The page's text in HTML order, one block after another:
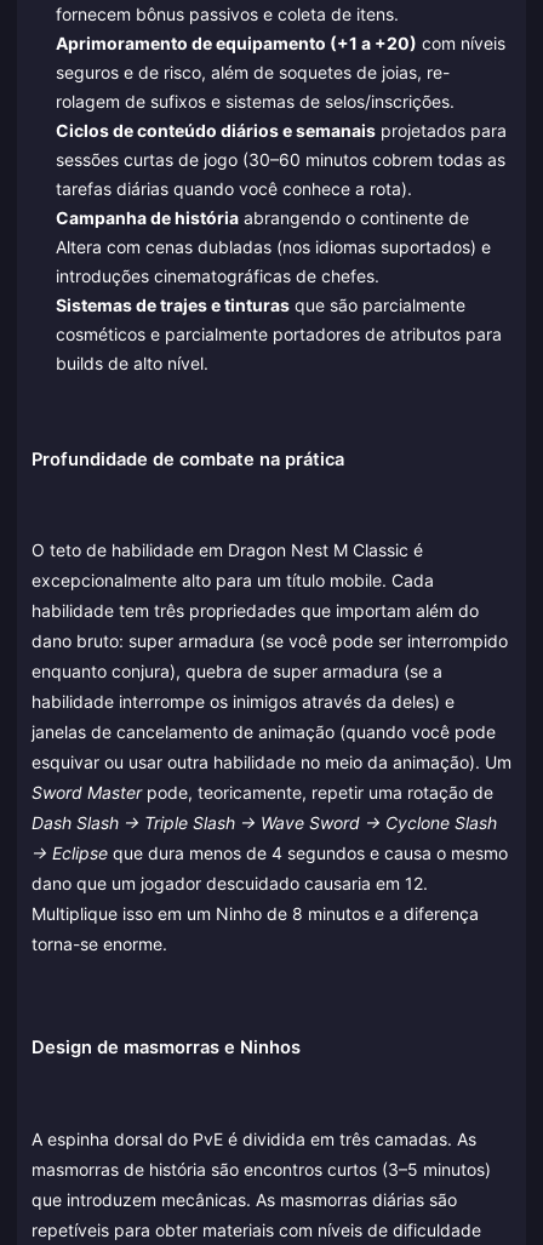
fornecem bônus passivos e coleta de itens.
Aprimoramento de equipamento (+1 a +20) com níveis
seguros e de risco, além de soquetes de joias, re-
rolagem de sufixos e sistemas de selos/inscrições.
Ciclos de conteúdo diários e semanaisprojetados para
sessões curtas de jogo (30–60 minutos cobrem todas as
tarefas diárias quando você conhece a rota).
Campanha de históriaabrangendo o continente de
Altera com cenas dubladas (nos idiomas suportados) e
introduções cinematográficas de chefes.
Sistemas de trajes e tinturasque são parcialmente
cosméticos e parcialmente portadores de atributos para
builds de alto nível.
Profundidade de combate na prática
O teto de habilidade em Dragon Nest M Classic é
excepcionalmente alto para um título mobile. Cada
habilidade tem três propriedades que importam além do
dano bruto: super armadura (se você pode ser interrompido
enquanto conjura), quebra de super armadura (se a
habilidade interrompe os inimigos através da deles) e
janelas de cancelamento de animação (quando você pode
esquivar ou usar outra habilidade no meio da animação). Um
Sword Masterpode, teoricamente, repetir uma rotação de
Dash Slash → Triple Slash → Wave Sword → Cyclone Slash
→ Eclipse que dura menos de 4 segundos e causa o mesmo
dano que um jogador descuidado causaria em 12.
Multiplique isso em um Ninho de 8 minutos e a diferença
torna-se enorme.
Design de masmorras e Ninhos
A espinha dorsal do PvE é dividida em três camadas. As
masmorras de história são encontros curtos (3–5 minutos)
que introduzem mecânicas. As masmorras diárias são
repetíveis para obter materiais com níveis de dificuldade